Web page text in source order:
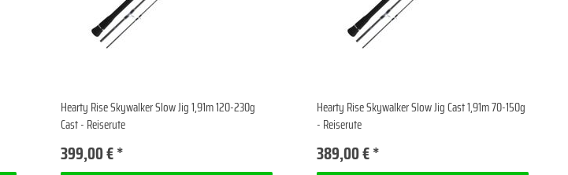
Hearty Rise Skywalker Slow Jig 1,91m 120-230g
Cast - Reiserute
399,00 € *
Hearty Rise Skywalker Slow Jig Cast 1,91m 70-150g
- Reiserute
389,00 € *